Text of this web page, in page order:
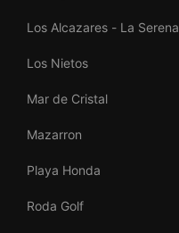
Los Alcazares - La Serena
Los Nietos
Mar de Cristal
Mazarron
Playa Honda
Roda Golf